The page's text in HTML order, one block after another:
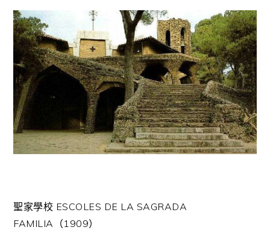
聖家學校 ESCOLES DE LA SAGRADA
FAMILIA（1909）